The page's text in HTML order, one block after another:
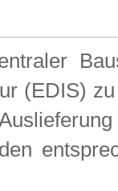
(EDIS)